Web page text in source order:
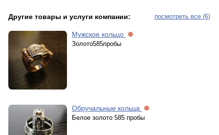
посмотреть все (6)
Другие товары и услуги компании:
Мужское кольцо
Золото585пробы
Обручальные кольца
Белое золото 585 пробы